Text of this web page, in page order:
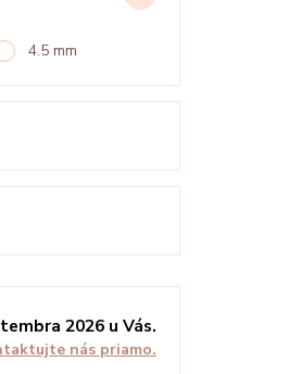
4.5 mm
2026 u Vás.
nás priamo.